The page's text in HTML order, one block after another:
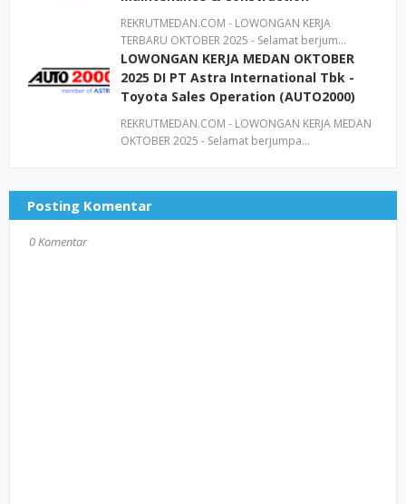
REKRUTMEDAN.COM - LOWONGAN KERJA
TERBARU OKTOBER 2025 - Selamat berjum…
LOWONGAN KERJA MEDAN OKTOBER
2025 DI PT Astra International Tbk -
Toyota Sales Operation (AUTO2000)
REKRUTMEDAN.COM - LOWONGAN KERJA MEDAN
OKTOBER 2025 - Selamat berjumpa…
Posting Komentar
0 Komentar